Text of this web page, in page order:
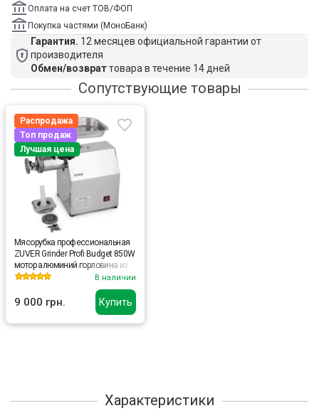
Оплата на счет ТОВ/ФОП
Покупка частями (МоноБанк)
Гарантия. 12 месяцев официальной гарантии от
производителя
Обмен/возвраттовара в течение 14 дней
Сопутствующие товары
Купить
Распродажа
Топ продаж
Лучшая цена
Мясорубка профессиональная
ZUVER Grinder Profi Budget 850W
мотор алюминий горловина из
стали
В наличии
9 000 грн.
Характеристики